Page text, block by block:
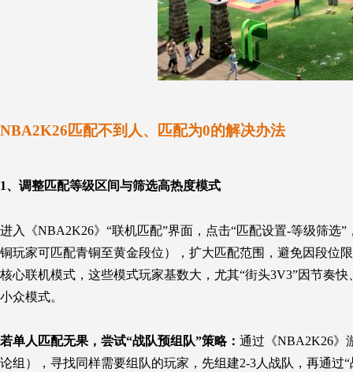
NBA2K26匹配不到人、匹配为0的解决办法
1、 调整匹配等级区间与筛选高热度模式
进入《NBA2K26》“联机匹配”界面，点击“匹配设置-等级筛选
铜玩家可匹配青铜至黄金段位），扩大匹配范围，避免因段位
核心联机模式，这些模式玩家基数大，尤其“街头3V3”因节奏
小众模式。
若单人匹配无果，尝试“战队预组队”策略： 通过《NBA2K26》
论组），寻找同样需要组队的玩家，先组建2-3人战队，再通过